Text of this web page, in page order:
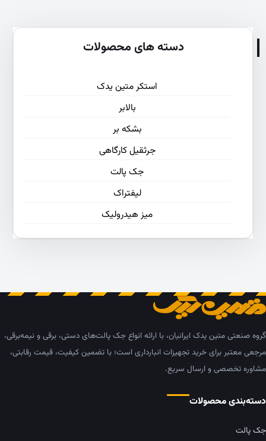
دسته های محصولات
استکر متین یدک
بالابر
بشکه بر
جرثقیل کارگاهی
جک پالت
لیفتراک
میز هیدرولیک
گروه صنعتی متین یدک ایرانیان، با ارائه انواع جک پالت‌های دستی، برقی و نیمه‌برقی،
مرجعی معتبر برای خرید تجهیزات انبارداری است؛ با تضمین کیفیت، قیمت رقابتی،
مشاوره تخصصی و ارسال سریع.
دسته‌بندی محصولات
جک پالت